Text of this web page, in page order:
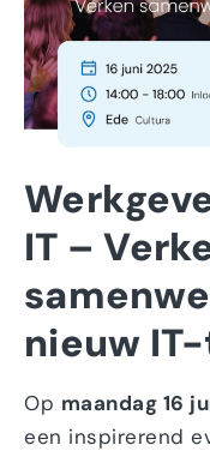
IT –
nieuw
Op maandag 16
een inspirerend